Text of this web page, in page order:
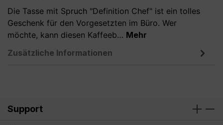
Die Tasse mit Spruch "Definition Chef" ist ein tolles
Geschenk für den Vorgesetzten im Büro. Wer
möchte, kann diesen Kaffeeb… Mehr
Zusätzliche Informationen
Support